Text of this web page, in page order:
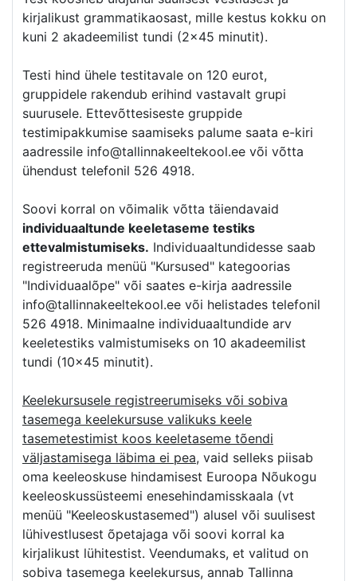
kirjalikust grammatikaosast, mille kestus kokku on
kuni 2 akadeemilist tundi (2×45 minutit).
Testi hind ühele testitavale on 120 eurot,
gruppidele rakendub erihind vastavalt grupi
suurusele. Ettevõttesiseste gruppide
testimipakkumise saamiseks palume saata e-kiri
aadressile info@tallinnakeeltekool.ee või võtta
ühendust telefonil 526 4918.
Soovi korral on võimalik võtta täiendavaid
individuaaltunde keeletaseme testiks
ettevalmistumiseks. Individuaaltundidesse saab
registreeruda menüü "Kursused" kategoorias
"Individuaalõpe" või saates e-kirja aadressile
info@tallinnakeeltekool.ee või helistades telefonil
526 4918. Minimaalne individuaaltundide arv
keeletestiks valmistumiseks on 10 akadeemilist
tundi (10×45 minutit).
Keelekursusele registreerumiseks või sobiva
tasemega keelekursuse valikuks keele
tasemetestimist koos keeletaseme tõendi
väljastamisega läbima ei pea, vaid selleks piisab
oma keeleoskuse hindamisest Euroopa Nõukogu
keeleoskussüsteemi enesehindamisskaala (vt
menüü "Keeleoskustasemed") alusel või suulisest
lühivestlusest õpetajaga või soovi korral ka
kirjalikust lühitestist. Veendumaks, et valitud on
sobiva tasemega keelekursus, annab Tallinna